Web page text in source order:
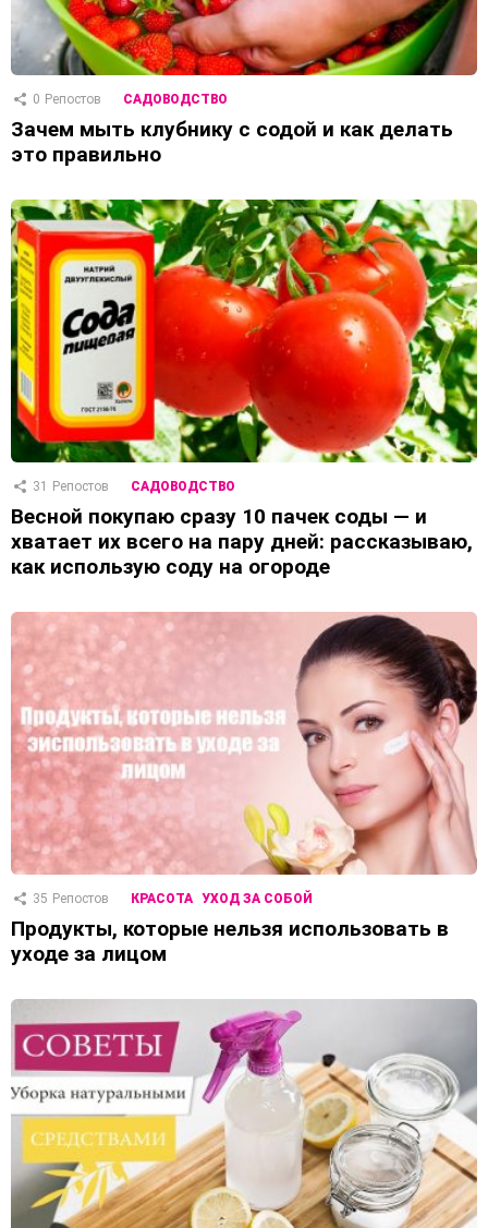
0 Репостов САДОВОДСТВО
Зачем мыть клубнику с содой и как делать
это правильно
31 Репостов САДОВОДСТВО
Весной покупаю сразу 10 пачек соды — и
хватает их всего на пару дней: рассказываю,
как использую соду на огороде
35 Репостов КРАСОТА УХОД ЗА СОБОЙ
Продукты, которые нельзя использовать в
уходе за лицом